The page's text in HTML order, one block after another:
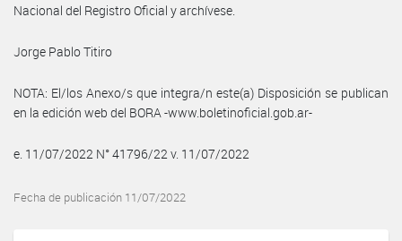
Nacional del Registro Oficial y archívese.
Jorge Pablo Titiro
NOTA: El/los Anexo/s que integra/n este(a) Disposición se publican
en la edición web del BORA -www.boletinoficial.gob.ar-
e. 11/07/2022 N° 41796/22 v. 11/07/2022
Fecha de publicación 11/07/2022